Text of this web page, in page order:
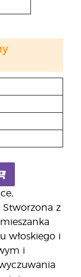
Stworzona z
włoskiego i
i